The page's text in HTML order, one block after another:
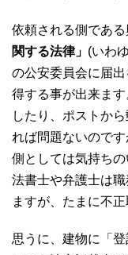
依頼される側である
関する法律」 (いわ
の公安委員会に届
得する事が出来ま
したり、ポストか
れば問題ないので
側としては気持ち
法書士や弁護士は
ますが、たまに不
思うに、建物に「